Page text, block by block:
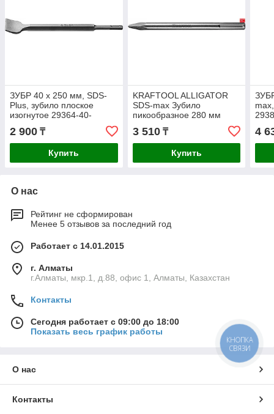
ЗУБР 40 x 250 мм, SDS-
Plus, зубило плоское
изогнутое 29364-40-
250_z01 Профессионал
2 900 ₸
Купить
KRAFTOOL ALLIGATOR
SDS-max Зубило
пикообразное 280 мм
3 510₸
Купить
4
О нас
Рейтинг не сформирован
Менее 5 отзывов за последний год
Работает с 14.01.2015
г. Алматы
г.Алматы, мкр.1, д.88, офис 1, Алматы, Казахстан
Контакты
Сегодня работает с 09:00 до 18:00
Показать весь график работы
О нас
Контакты
КНОПКА
СВЯЗИ